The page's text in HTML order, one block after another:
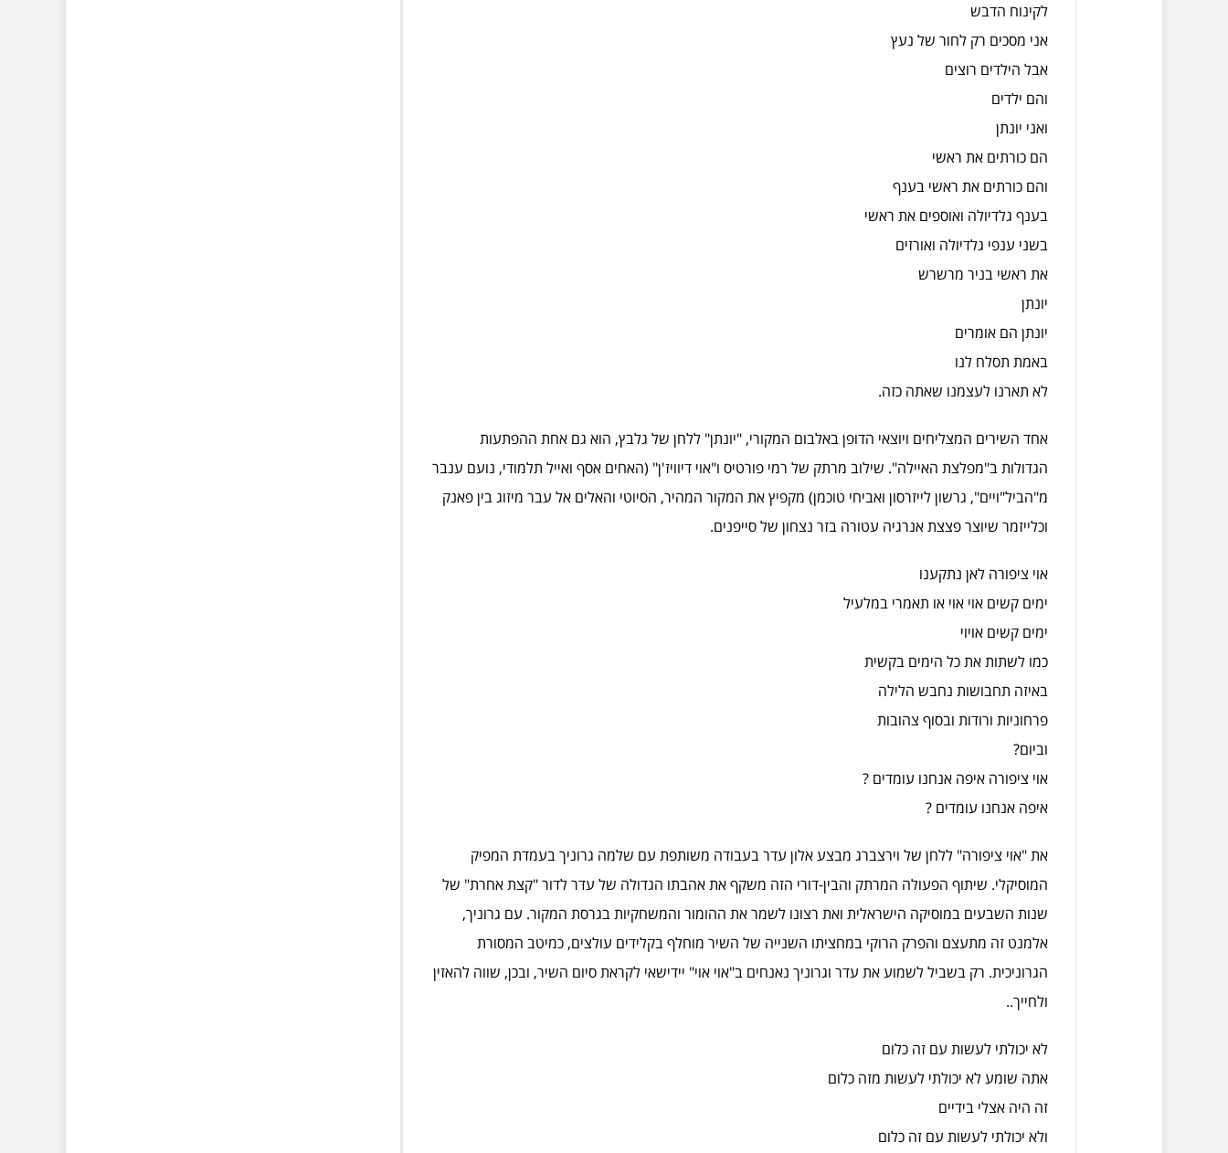
לקינוח הדבש
אני מסכים רק לחור של נעץ
אבל הילדים רוצים
והם ילדים
ואני יונתן
הם כורתים את ראשי
והם כורתים את ראשי בענף
בענף גלדיולה ואוספים את ראשי
בשני ענפי גלדיולה ואורזים
את ראשי בניר מרשרש
יונתן
יונתן הם אומרים
באמת תסלח לנו
לא תארנו לעצמנו שאתה כזה.
אחד השירים המצליחים ויוצאי הדופן באלבום המקורי, "יונתן" ללחן של גלבץ, הוא גם אחת ההפתעות
הגדולות ב"מפלצת האיילה". שילוב מרתק של רמי פורטיס ו"אוי דיוויז'ן" (האחים אסף ואייל תלמודי, נועם ענבר
מ"הביל"ויים", גרשון לייזרסון ואביחי טוכמן) מקפיץ את המקור המהיר, הסיוטי והאלים אל עבר מיזוג בין פאנק
וכלייזמר שיוצר פצצת אנרגיה עטורה בזר נצחון של סייפנים.
אוי ציפורה לאן נתקענו
ימים קשים אוי אוי או תאמרי במלעיל
ימים קשים אויוי
כמו לשתות את כל הימים בקשית
באיזה תחבושות נחבש הלילה
פרחוניות ורודות ובסוף צהובות
וביום?
אוי ציפורה איפה אנחנו עומדים ?
איפה אנחנו עומדים ?
את "אוי ציפורה" ללחן של וירצברג מבצע אלון עדר בעבודה משותפת עם שלמה גרוניך בעמדת המפיק
המוסיקלי. שיתוף הפעולה המרתק והבין-דורי הזה משקף את אהבתו הגדולה של עדר לדור "קצת אחרת" של
שנות השבעים במוסיקה הישראלית ואת רצונו לשמר את ההומור והמשחקיות בגרסת המקור. עם גרוניך,
אלמנט זה מתעצם והפרק הרוקי במחציתו השנייה של השיר מוחלף בקלידים עולצים, כמיטב המסורת
הגרוניכית. רק בשביל לשמוע את עדר וגרוניך נאנחים ב"אוי אוי" יידישאי לקראת סיום השיר, ובכן, שווה להאזין
ולחייך..
לא יכולתי לעשות עם זה כלום
אתה שומע לא יכולתי לעשות מזה כלום
זה היה אצלי בידיים
ולא יכולתי לעשות עם זה כלום